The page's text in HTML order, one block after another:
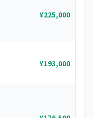
¥225,000
¥193,000